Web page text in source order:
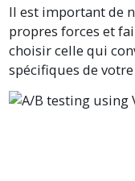
Il est important de
propres forces et
choisir celle qui
spécifiques de